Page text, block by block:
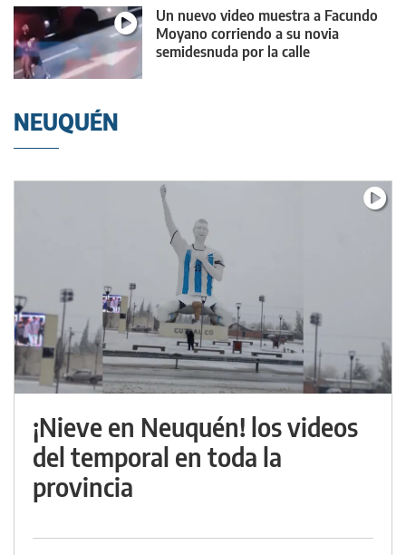
Un nuevo video muestra a Facundo
Moyano corriendo a su novia
semidesnuda por la calle
NEUQUÉN
¡Nieve en Neuquén! los videos
del temporal en toda la
provincia